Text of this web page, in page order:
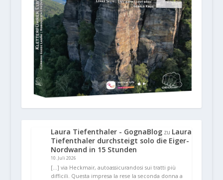
Laura Tiefenthaler - GognaBlogzu Laura
Tiefenthaler durchsteigt solo die Eiger-
Nordwand in 15 Stunden
10. Juli 2026
[…] via Heckmair, autoassicurandosi sui tratti più
difficili. Questa impresa la rese la seconda donna a